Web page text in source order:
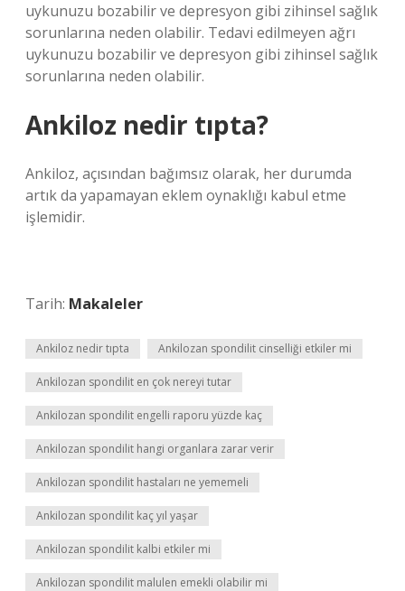
uykunuzu bozabilir ve depresyon gibi zihinsel sağlık
sorunlarına neden olabilir. Tedavi edilmeyen ağrı
uykunuzu bozabilir ve depresyon gibi zihinsel sağlık
sorunlarına neden olabilir.
Ankiloz nedir tıpta?
Ankiloz, açısından bağımsız olarak, her durumda
artık da yapamayan eklem oynaklığı kabul etme
işlemidir.
Tarih: Makaleler
Ankiloz nedir tıpta Ankilozan spondilit cinselliği etkiler mi
Ankilozan spondilit en çok nereyi tutar
Ankilozan spondilit engelli raporu yüzde kaç
Ankilozan spondilit hangi organlara zarar verir
Ankilozan spondilit hastaları ne yememeli
Ankilozan spondilit kaç yıl yaşar
Ankilozan spondilit kalbi etkiler mi
Ankilozan spondilit malulen emekli olabilir mi